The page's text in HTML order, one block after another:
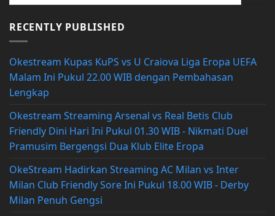
RECENTLY PUBLISHED
Okestream Kupas KuPS vs U Craiova Liga Eropa UEFA
Malam Ini Pukul 22.00 WIB dengan Pembahasan
Lengkap
Okestream Streaming Arsenal vs Real Betis Club
Friendly Dini Hari Ini Pukul 01.30 WIB - Nikmati Duel
Pramusim Bergengsi Dua Klub Elite Eropa
OkeStream Hadirkan Streaming AC Milan vs Inter
Milan Club Friendly Sore Ini Pukul 18.00 WIB - Derby
Milan Penuh Gengsi